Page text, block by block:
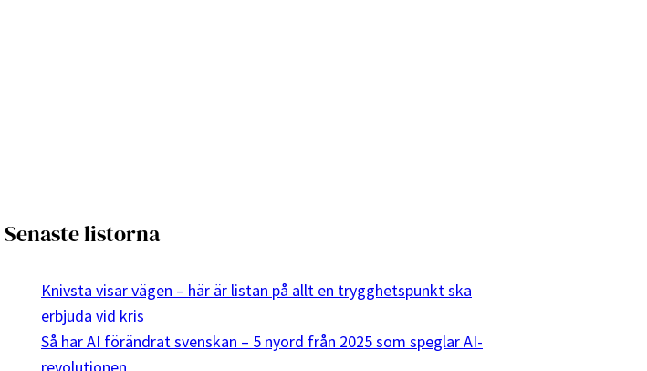
Senaste listorna
Knivsta visar vägen – här är listan på allt en trygghetspunkt ska
erbjuda vid kris
Så har AI förändrat svenskan – 5 nyord från 2025 som speglar AI-